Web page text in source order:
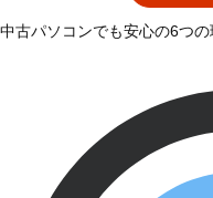
中古パソコンでも安心の6つの